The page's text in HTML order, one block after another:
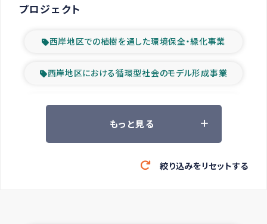
プロジェクト
西岸地区での植樹を通した環境保全・緑化事業
西岸地区における循環型社会のモデル形成事業
ツアー参加者の声
緊急救援の時代
もっと見る
絞り込みをリセットする